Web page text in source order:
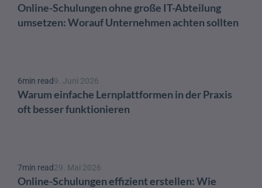
Online-Schulungen ohne große IT-Abteilung
umsetzen: Worauf Unternehmen achten sollten
6min read9. Juni 2026
Warum einfache Lernplattformen in der Praxis
oft besser funktionieren
7min read29. Mai 2026
Online-Schulungen effizient erstellen: Wie